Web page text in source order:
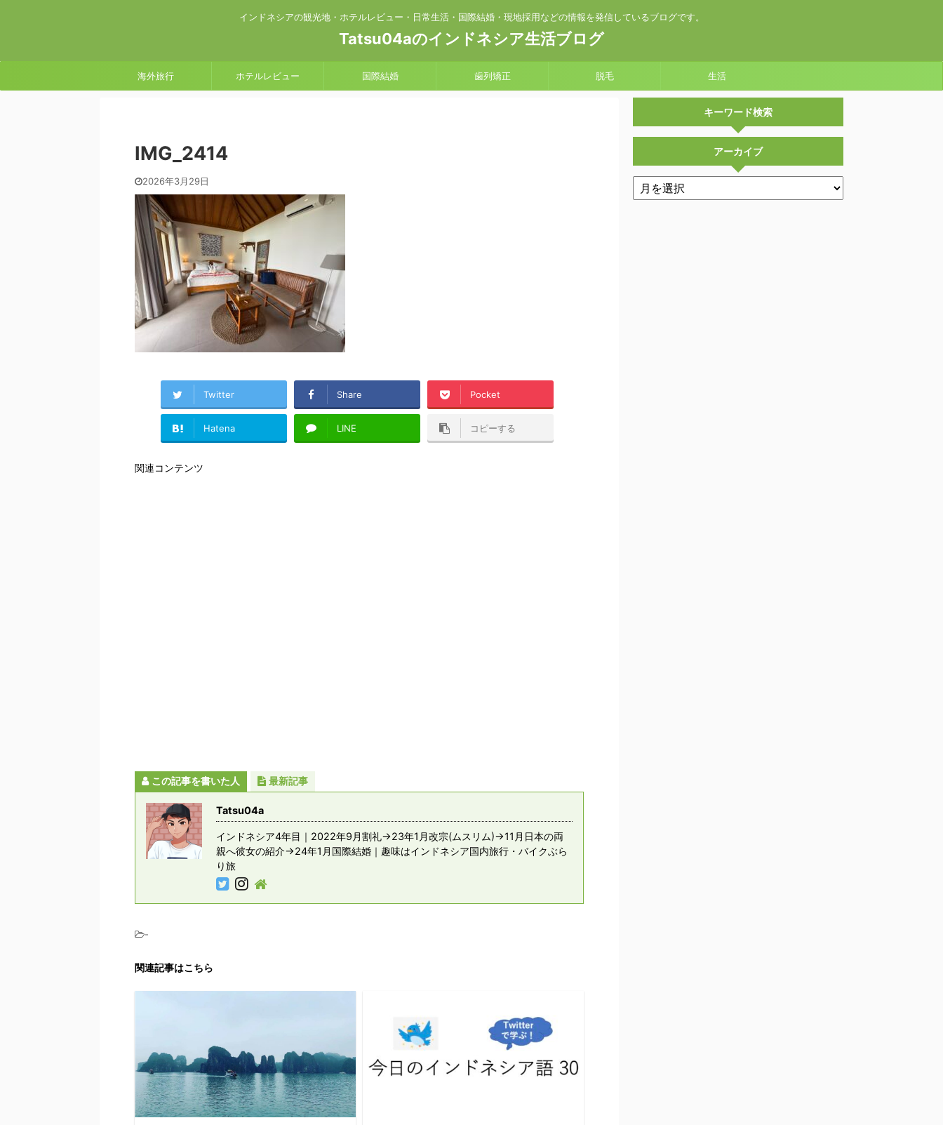
インドネシアの観光地・ホテルレビュー・日常生活・国際結婚・現地採用などの情報を発信しているブログです。
Tatsu04aのインドネシア生活ブログ
海外旅行 ホテルレビュー 国際結婚 歯列矯正 脱毛 生活
IMG_2414
2026年3月29日
Twitter Share Pocket
Hatena LINE コピーする
関連コンテンツ
この記事を書いた人 最新記事
Tatsu04a
インドネシア4年目｜2022年9月割礼→23年1月改宗(ムスリム)→11月日本の両
親へ彼女の紹介→24年1月国際結婚｜趣味はインドネシア国内旅行・バイクぶら
り旅
-
関連記事はこちら
キーワード検索
アーカイブ